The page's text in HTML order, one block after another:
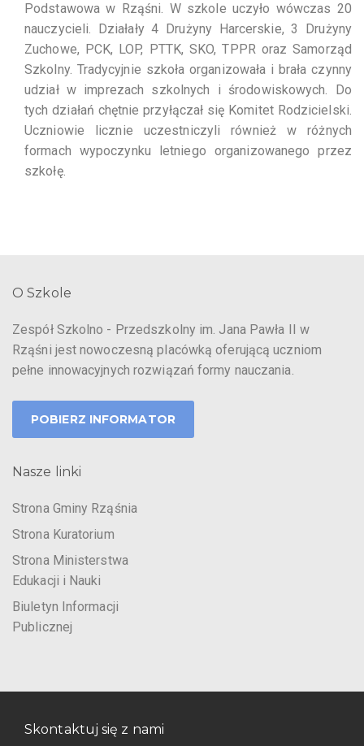
Podstawowa w Rząśni. W szkole uczyło wówczas 20
nauczycieli. Działały 4 Drużyny Harcerskie, 3 Drużyny
Zuchowe, PCK, LOP, PTTK, SKO, TPPR oraz Samorząd
Szkolny. Tradycyjnie szkoła organizowała i brała czynny
udział w imprezach szkolnych i środowiskowych. Do
tych działań chętnie przyłączał się Komitet Rodzicielski.
Uczniowie licznie uczestniczyli również w różnych
formach wypoczynku letniego organizowanego przez
szkołę.
O Szkole
Zespół Szkolno - Przedszkolny im. Jana Pawła II w
Rząśni jest nowoczesną placówką oferującą uczniom
pełne innowacyjnych rozwiązań formy nauczania.
POBIERZ INFORMATOR
Nasze linki
Strona Gminy Rząśnia
Strona Kuratorium
Strona Ministerstwa
Edukacji i Nauki
Biuletyn Informacji
Publicznej
Skontaktuj się z nami